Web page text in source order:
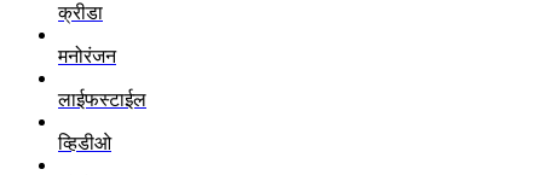
क्रीडा
मनोरंजन
लाईफस्टाईल
व्हिडीओ